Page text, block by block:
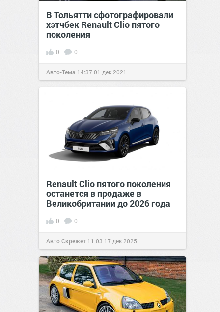
В Тольятти сфотографировали
хэтчбек Renault Clio пятого
поколения
0 0
Авто-Тема 14:37 01 дек 2021
Renault Clio пятого поколения
останется в продаже в
Великобритании до 2026 года
0 0
Авто Скрежет 11:03 17 дек 2025